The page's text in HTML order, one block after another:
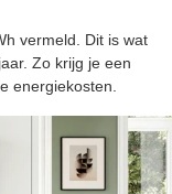
vermeld. Dit is wat
Zo krijg je een
energiekosten.